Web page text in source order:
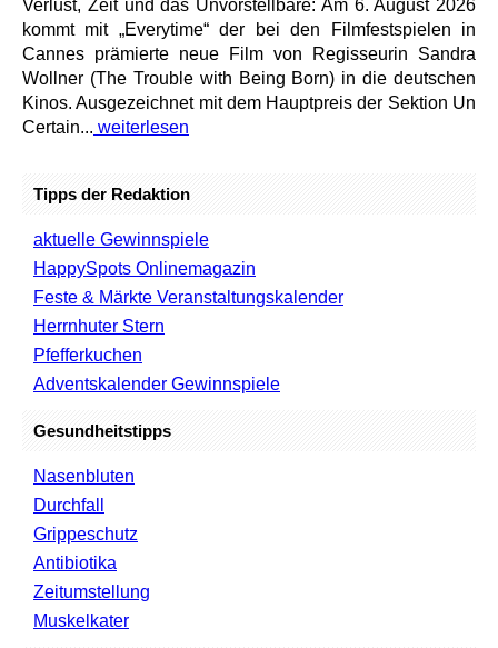
Verlust, Zeit und das Unvorstellbare: Am 6. August 2026
kommt mit „Everytime“ der bei den Filmfestspielen in
Cannes prämierte neue Film von Regisseurin Sandra
Wollner (The Trouble with Being Born) in die deutschen
Kinos. Ausgezeichnet mit dem Hauptpreis der Sektion Un
Certain... weiterlesen
Tipps der Redaktion
aktuelle Gewinnspiele
HappySpots Onlinemagazin
Feste & Märkte Veranstaltungskalender
Herrnhuter Stern
Pfefferkuchen
Adventskalender Gewinnspiele
Gesundheitstipps
Nasenbluten
Durchfall
Grippeschutz
Antibiotika
Zeitumstellung
Muskelkater